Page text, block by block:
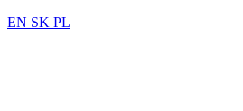
EN SK PL